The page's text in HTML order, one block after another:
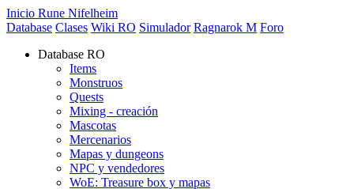
Inicio Rune Nifelheim
Database Clases Wiki RO Simulador Ragnarok M Foro
Database RO
Items
Monstruos
Quests
Mixing - creación
Mascotas
Mercenarios
Mapas y dungeons
NPC y vendedores
WoE: Treasure box y mapas